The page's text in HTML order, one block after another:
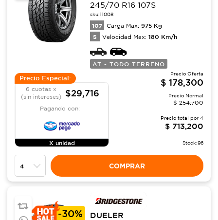
245/70 R16 107S
sku:11008
107 Carga Max: 975 Kg
S Velocidad Max: 180 Km/h
AT - TODO TERRENO
Precio Especial:
6 cuotas x
(sin intereses)
$29,716
Pagando con:
X unidad
Precio Oferta
$ 178,300
Precio Normal
$ 254,700
Precio total por 4
$ 713,200
Stock:96
COMPRAR
-30%
DUELER